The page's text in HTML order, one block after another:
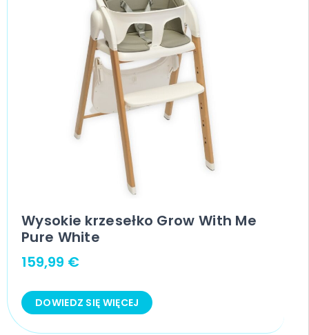
Wysokie krzesełko Grow With Me
Pure White
159,99 €
DOWIEDZ SIĘ WIĘCEJ